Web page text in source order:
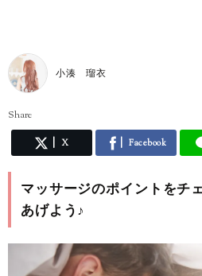
小湊 瑠衣
Share
X Facebook
マッサージのポイントをチ
あげよう♪